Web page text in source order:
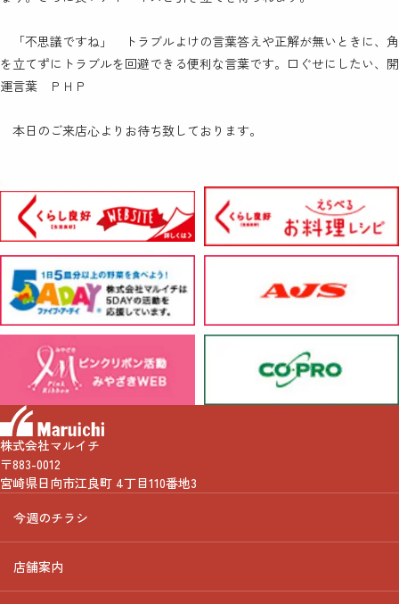
「不思議ですね」 トラブルよけの言葉答えや正解が無いときに、角
を立てずにトラ ブルを回避できる便利な言葉です。 口ぐせにしたい、開
運言葉 ＰＨＰ
本日のご来店心よりお待ち致しております。
株式会社マルイチ
〒883-0012
宮崎県日向市江良町 4丁目110番地3
今週のチラシ
店舗案内